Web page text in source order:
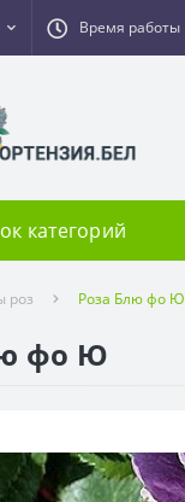
Время работы
категорий
роз Роза Блю фо Ю
фо Ю